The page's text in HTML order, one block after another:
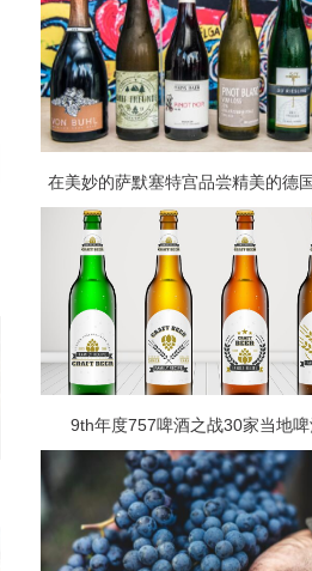
在美妙的萨默塞特宫品尝精美的德
9th年度757啤酒之战30家当地